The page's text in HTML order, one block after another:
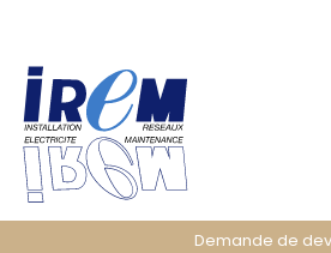
Demande de